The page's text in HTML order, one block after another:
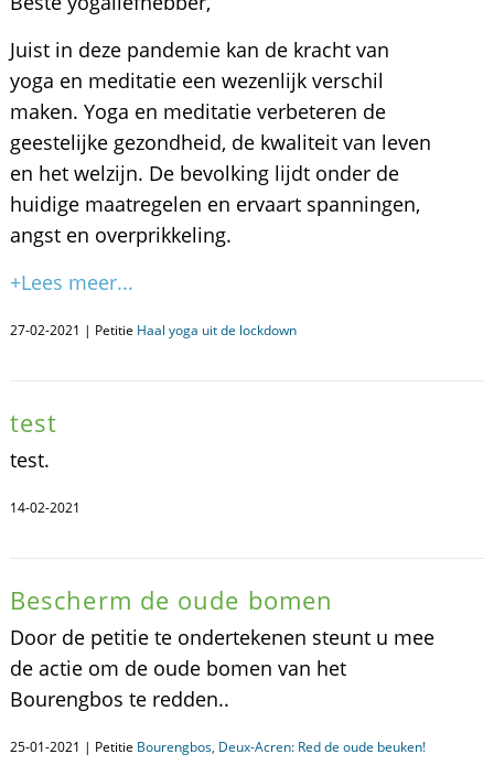
Juist in deze pandemie kan de kracht van
yoga en meditatie een wezenlijk verschil
maken. Yoga en meditatie verbeteren de
geestelijke gezondheid, de kwaliteit van leven
en het welzijn. De bevolking lijdt onder de
huidige maatregelen en ervaart spanningen,
angst en overprikkeling.
+Lees meer...
27-02-2021 | Petitie Haal yoga uit de lockdown
test
test.
14-02-2021
Bescherm de oude bomen
Door de petitie te ondertekenen steunt u mee
de actie om de oude bomen van het
Bourengbos te redden..
25-01-2021 | Petitie Bourengbos, Deux-Acren: Red de oude beuken!